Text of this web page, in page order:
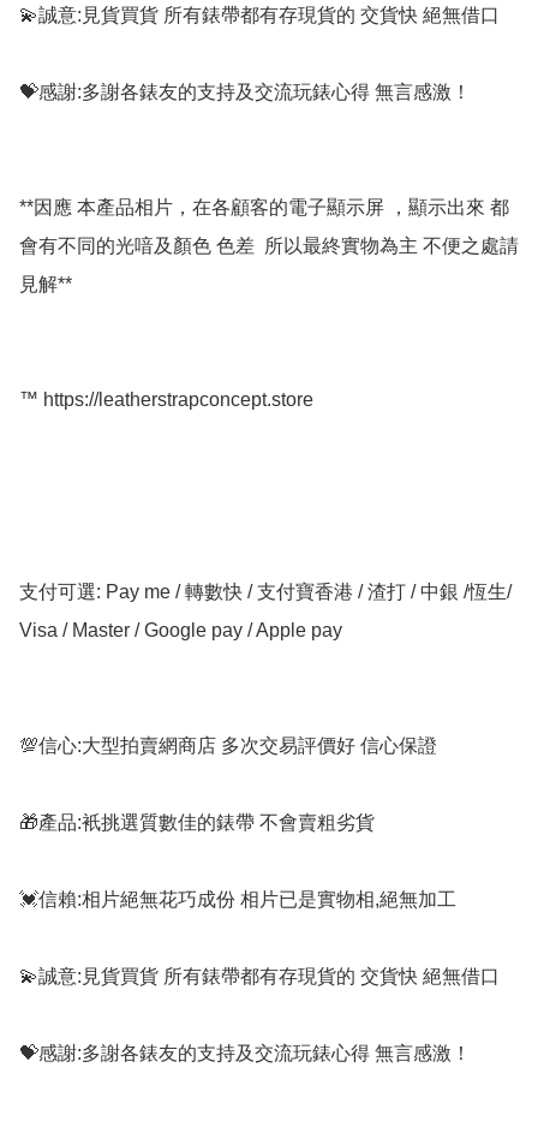
💫誠意:見貨買貨 所有錶帶都有存現貨的 交貨快 絕無借口
💝感謝:多謝各錶友的支持及交流玩錶心得 無言感激！
**因應 本產品相片，在各顧客的電子顯示屏 ，顯示出來 都
會有不同的光喑及顏色 色差  所以最終實物為主 不便之處請
見解**
™️ https://leatherstrapconcept.store
支付可選: Pay me / 轉數快 / 支付寶香港 / 渣打 / 中銀 /恆生/
Visa / Master / Google pay / Apple pay
💯信心:大型拍賣網商店 多次交易評價好 信心保證
🎁產品:衹挑選質數佳的錶帶 不會賣粗劣貨
💓信賴:相片絕無花巧成份 相片已是實物相,絕無加工
💫誠意:見貨買貨 所有錶帶都有存現貨的 交貨快 絕無借口
💝感謝:多謝各錶友的支持及交流玩錶心得 無言感激！